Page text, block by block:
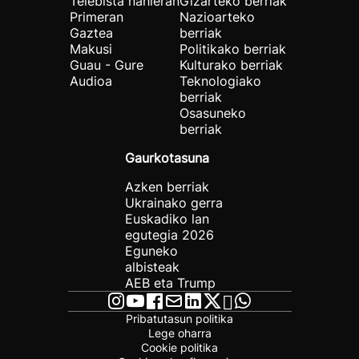
Primeran
Gaztea
Makusi
Guau - Gure
Audioa
Nazioarteko
berriak
Politikako berriak
Kulturako berriak
Teknologiako
berriak
Osasuneko
berriak
Gaurkotasuna
Azken berriak
Ukrainako gerra
Euskadiko lan
egutegia 2026
Eguneko
albisteak
AEB eta Trump
Pribatutasun politika
Lege oharra
Cookie politika